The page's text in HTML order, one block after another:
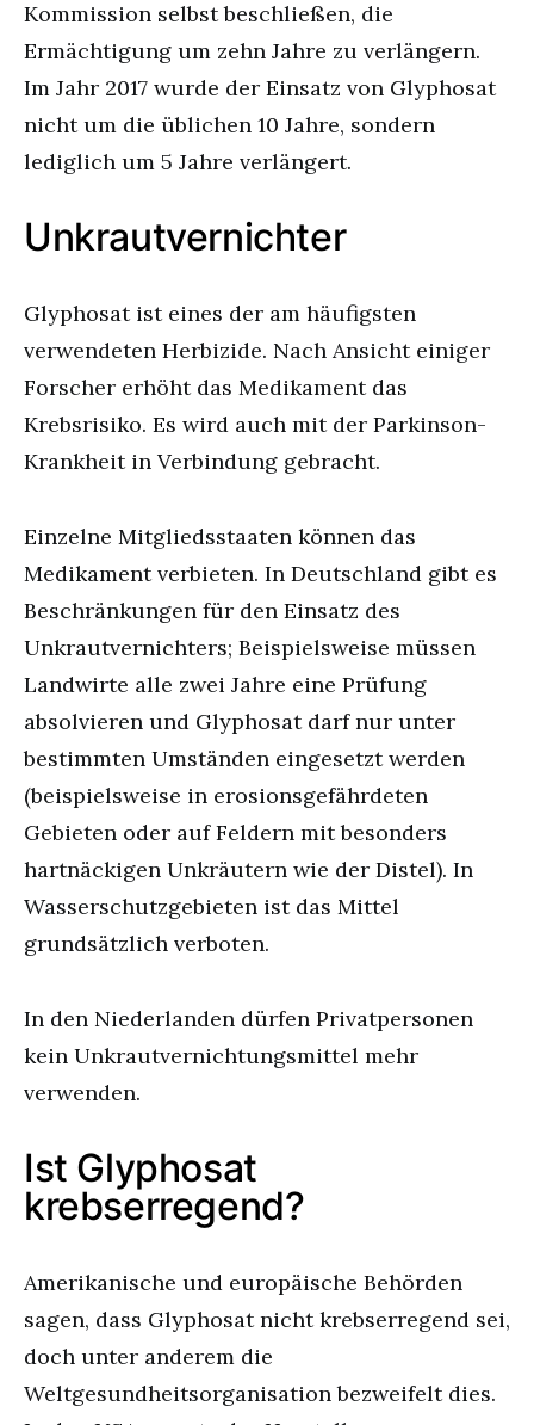
Kommission selbst beschließen, die
Ermächtigung um zehn Jahre zu verlängern.
Im Jahr 2017 wurde der Einsatz von Glyphosat
nicht um die üblichen 10 Jahre, sondern
lediglich um 5 Jahre verlängert.
Unkrautvernichter
Glyphosat ist eines der am häufigsten
verwendeten Herbizide. Nach Ansicht einiger
Forscher erhöht das Medikament das
Krebsrisiko. Es wird auch mit der Parkinson-
Krankheit in Verbindung gebracht.
Einzelne Mitgliedsstaaten können das
Medikament verbieten. In Deutschland gibt es
Beschränkungen für den Einsatz des
Unkrautvernichters; Beispielsweise müssen
Landwirte alle zwei Jahre eine Prüfung
absolvieren und Glyphosat darf nur unter
bestimmten Umständen eingesetzt werden
(beispielsweise in erosionsgefährdeten
Gebieten oder auf Feldern mit besonders
hartnäckigen Unkräutern wie der Distel). In
Wasserschutzgebieten ist das Mittel
grundsätzlich verboten.
In den Niederlanden dürfen Privatpersonen
kein Unkrautvernichtungsmittel mehr
verwenden.
Ist Glyphosat
krebserregend?
Amerikanische und europäische Behörden
sagen, dass Glyphosat nicht krebserregend sei,
doch unter anderem die
Weltgesundheitsorganisation bezweifelt dies.